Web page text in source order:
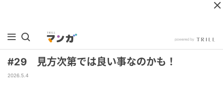
#29 見方次第では良い事なのかも！
2026.5.4